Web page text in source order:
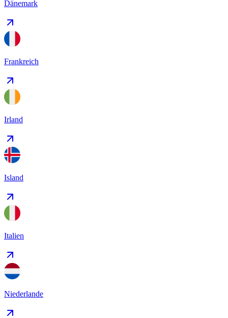
Dänemark
Frankreich
Irland
Island
Italien
Niederlande